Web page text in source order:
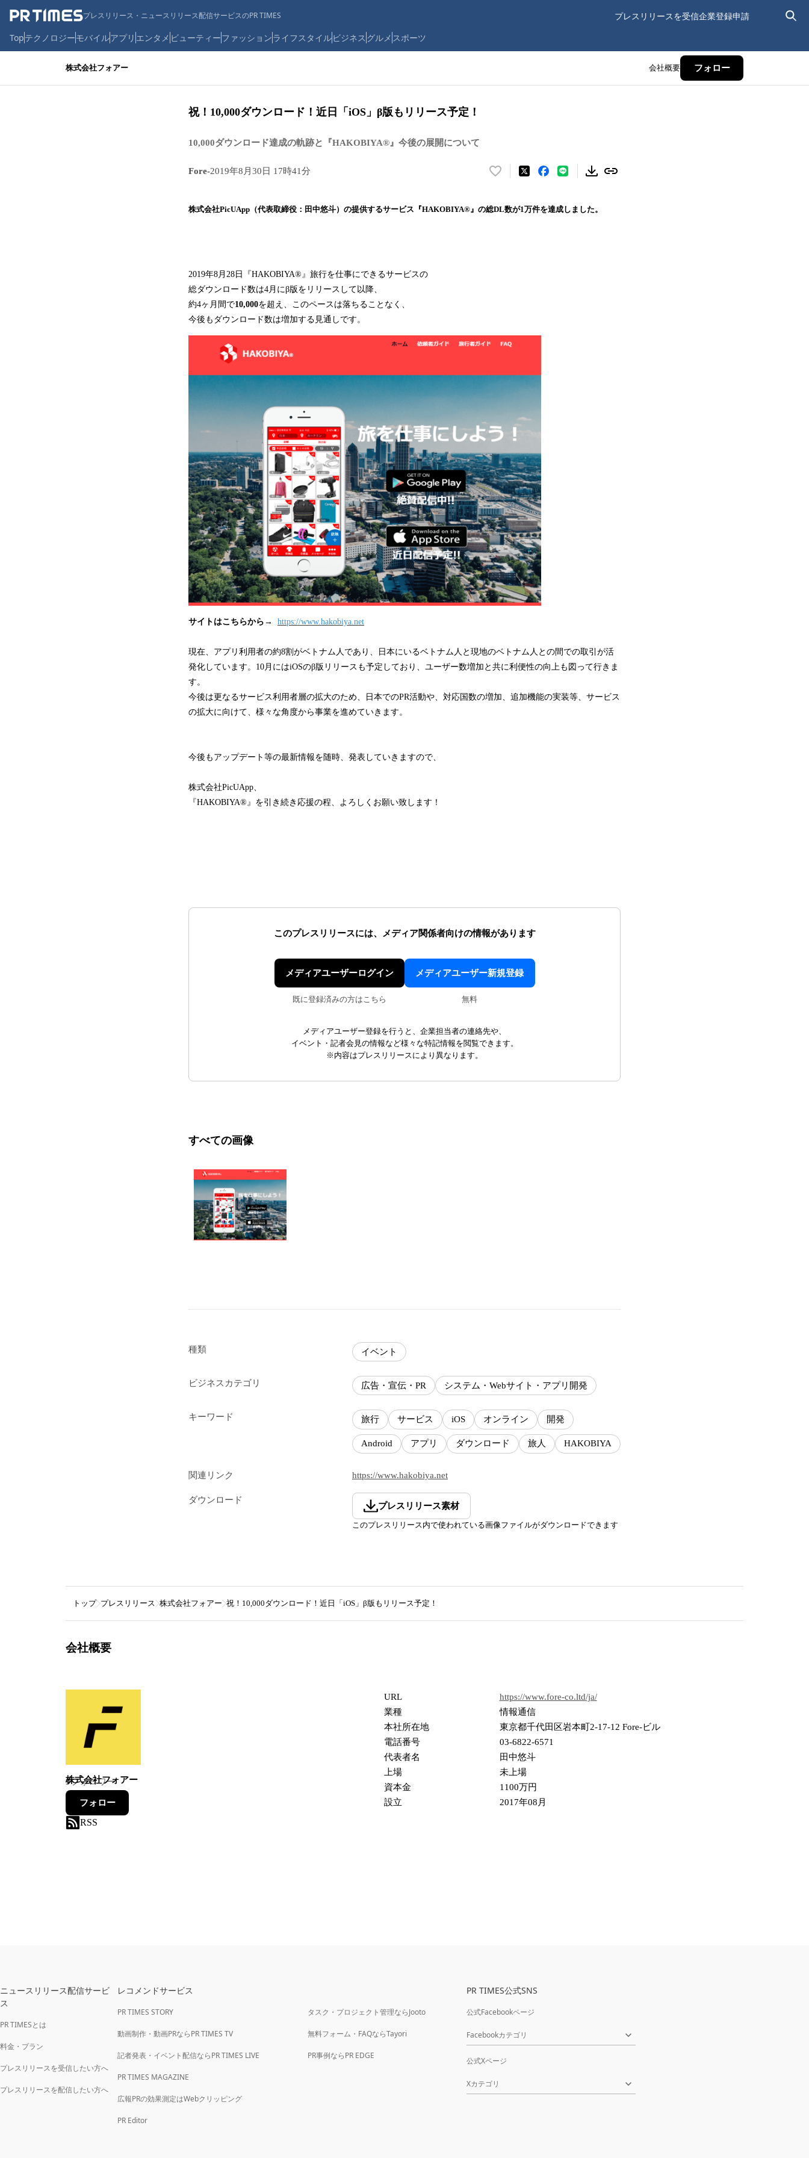
プレスリリース・ニュースリリース配信サービスのPR TIMES プレスリリースを受信企業登録申請
Topテクノロジーモバイルアプリ エンタメ ビューティーファッションライフスタイルビジネス グルメ スポーツ
株式会社フォアー 会社概要 フォロー
祝！10,000ダウンロード！近日「iOS」β版もリリース予定！
10,000ダウンロード達成の軌跡と『HAKOBIYA®︎』今後の展開について
Fore-2019年8月30日 17時41分
い
！
株式会社PicUApp（代表取締役：田中悠斗）の提供するサービス『HAKOBIYA®︎』の総DL数が1万件を達成しました。
2019年8月28日『HAKOBIYA®︎』旅行を仕事にできるサービスの
総ダウンロード数は4月にβ版をリリースして以降、
約4ヶ月間で10,000を超え、このペースは落ちることなく、
今後もダウンロード数は増加する見通しです。
サイトはこちらから → https://www.hakobiya.net
現在、アプリ利用者の約8割がベトナム人であり、日本にいるベトナム人と現地のベトナム人との間での取引が活
発化しています。10月にはiOSのβ版リリースも予定しており、ユーザー数増加と共に利便性の向上も図って行きま
す。
今後は更なるサービス利用者層の拡大のため、日本でのPR活動や、対応国数の増加、追加機能の実装等、サービス
の拡大に向けて、様々な角度から事業を進めていきます。
今後もアップデート等の最新情報を随時、発表していきますので、
株式会社PicUApp、
『HAKOBIYA®︎』を引き続き応援の程、よろしくお願い致します！
このプレスリリースには、 メディア関係者向けの情報があります
メディアユーザーログイン
既に登録済みの方はこちら
メディアユーザー新規登録
無料
メディアユーザー登録を行うと、企業担当者の連絡先や、
イベント・記者会見の情報など様々な特記情報を閲覧できます。
※内容はプレスリリースにより異なります。
すべての画像
種類 イベント
ビジネスカテゴリ 広告・宣伝・PR システム・Webサイト・アプリ開発
キーワード 旅行 サービス iOS オンライン 開発
Android アプリ ダウンロード 旅人 HAKOBIYA
関連リンク https://www.hakobiya.net
ダウンロード
プレスリリース素材
このプレスリリース内で使われている画像ファイルがダウンロードできます
トップ プレスリリース 株式会社フォアー 祝！10,000ダウンロード！近日「iOS」β版もリリース予定！
会社概要
株式会社フォアー
9フォロワー
フォロー
RSS
URL
https://www.fore-co.ltd/ja/
業種
情報通信
本社所在地
東京都千代田区岩本町2-17-12 Fore-ビル
電話番号
03-6822-6571
代表者名
田中悠斗
上場
未上場
資本金
1100万円
設立
2017年08月
ニュースリリース配信サービ
ス
PR TIMESとは
料金・プラン
プレスリリースを受信したい方へ
プレスリリースを配信したい方へ
レコメンドサービス
PR TIMES STORY
動画制作・動画PRならPR TIMES TV
記者発表・イベント配信ならPR TIMES LIVE
PR TIMES MAGAZINE
広報PRの効果測定はWebクリッピング
PR Editor
タスク・プロジェクト管理ならJooto
無料フォーム・FAQならTayori
PR事例ならPR EDGE
PR TIMES公式SNS
公式Facebookページ
Facebookカテゴリ
公式Xページ
Xカテゴリ